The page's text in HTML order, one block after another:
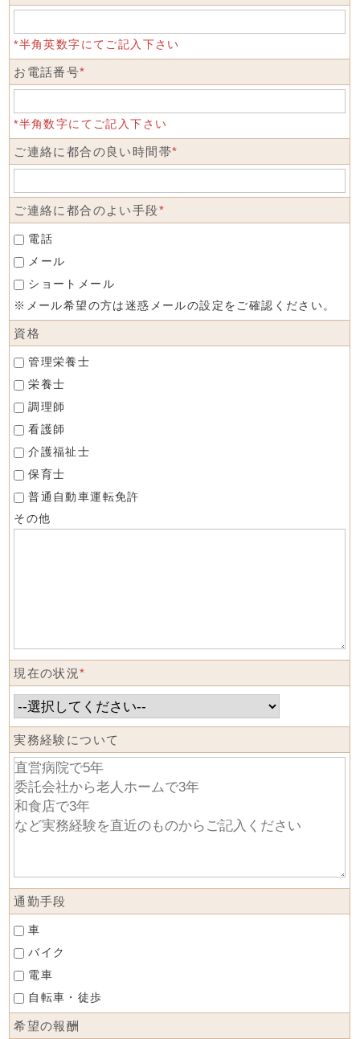
*半角英数字にてご記入下さい
お電話番号*
*半角数字にてご記入下さい
ご連絡に都合の良い時間帯*
ご連絡に都合のよい手段*
電話
メール
ショートメール
※メール希望の方は迷惑メールの設定をご確認ください。
資格
管理栄養士
栄養士
調理師
看護師
介護福祉士
保育士
普通自動車運転免許
その他
現在の状況*
実務経験について
通勤手段
車
バイク
電車
自転車・徒歩
希望の報酬